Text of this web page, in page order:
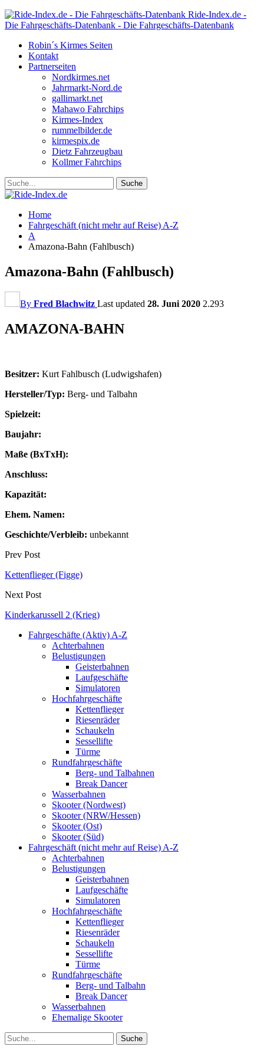
Ride-Index.de -
Die Fahrgeschäfts-Datenbank - Die Fahrgeschäfts-Datenbank
Robin´s Kirmes Seiten
Kontakt
Partnerseiten
Nordkirmes.net
Jahrmarkt-Nord.de
gallimarkt.net
Mahawo Fahrchips
Kirmes-Index
rummelbilder.de
kirmespix.de
Dietz Fahrzeugbau
Kollmer Fahrchips
Home
Fahrgeschäft (nicht mehr auf Reise) A-Z
A
Amazona-Bahn (Fahlbusch)
Amazona-Bahn (Fahlbusch)
By Fred Blachwitz Last updated 28. Juni 2020 2.293
AMAZONA-BAHN
Besitzer: Kurt Fahlbusch (Ludwigshafen)
Hersteller/Typ: Berg- und Talbahn
Spielzeit:
Baujahr:
Maße (BxTxH):
Anschluss:
Kapazität:
Ehem. Namen:
Geschichte/Verbleib: unbekannt
Prev Post
Kettenflieger (Figge)
Next Post
Kinderkarussell 2 (Krieg)
Fahrgeschäfte (Aktiv) A-Z
Achterbahnen
Belustigungen
Geisterbahnen
Laufgeschäfte
Simulatoren
Hochfahrgeschäfte
Kettenflieger
Riesenräder
Schaukeln
Sessellifte
Türme
Rundfahrgeschäfte
Berg- und Talbahnen
Break Dancer
Wasserbahnen
Skooter (Nordwest)
Skooter (NRW/Hessen)
Skooter (Ost)
Skooter (Süd)
Fahrgeschäft (nicht mehr auf Reise) A-Z
Achterbahnen
Belustigungen
Geisterbahnen
Laufgeschäfte
Simulatoren
Hochfahrgeschäfte
Kettenflieger
Riesenräder
Schaukeln
Sessellifte
Türme
Rundfahrgeschäfte
Berg- und Talbahn
Break Dancer
Wasserbahnen
Ehemalige Skooter